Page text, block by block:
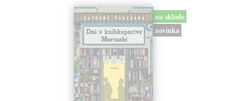
na sklade
novinka